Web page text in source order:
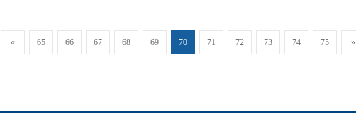
« 65 66 67 68 69 70 71 72 73 74 75 »